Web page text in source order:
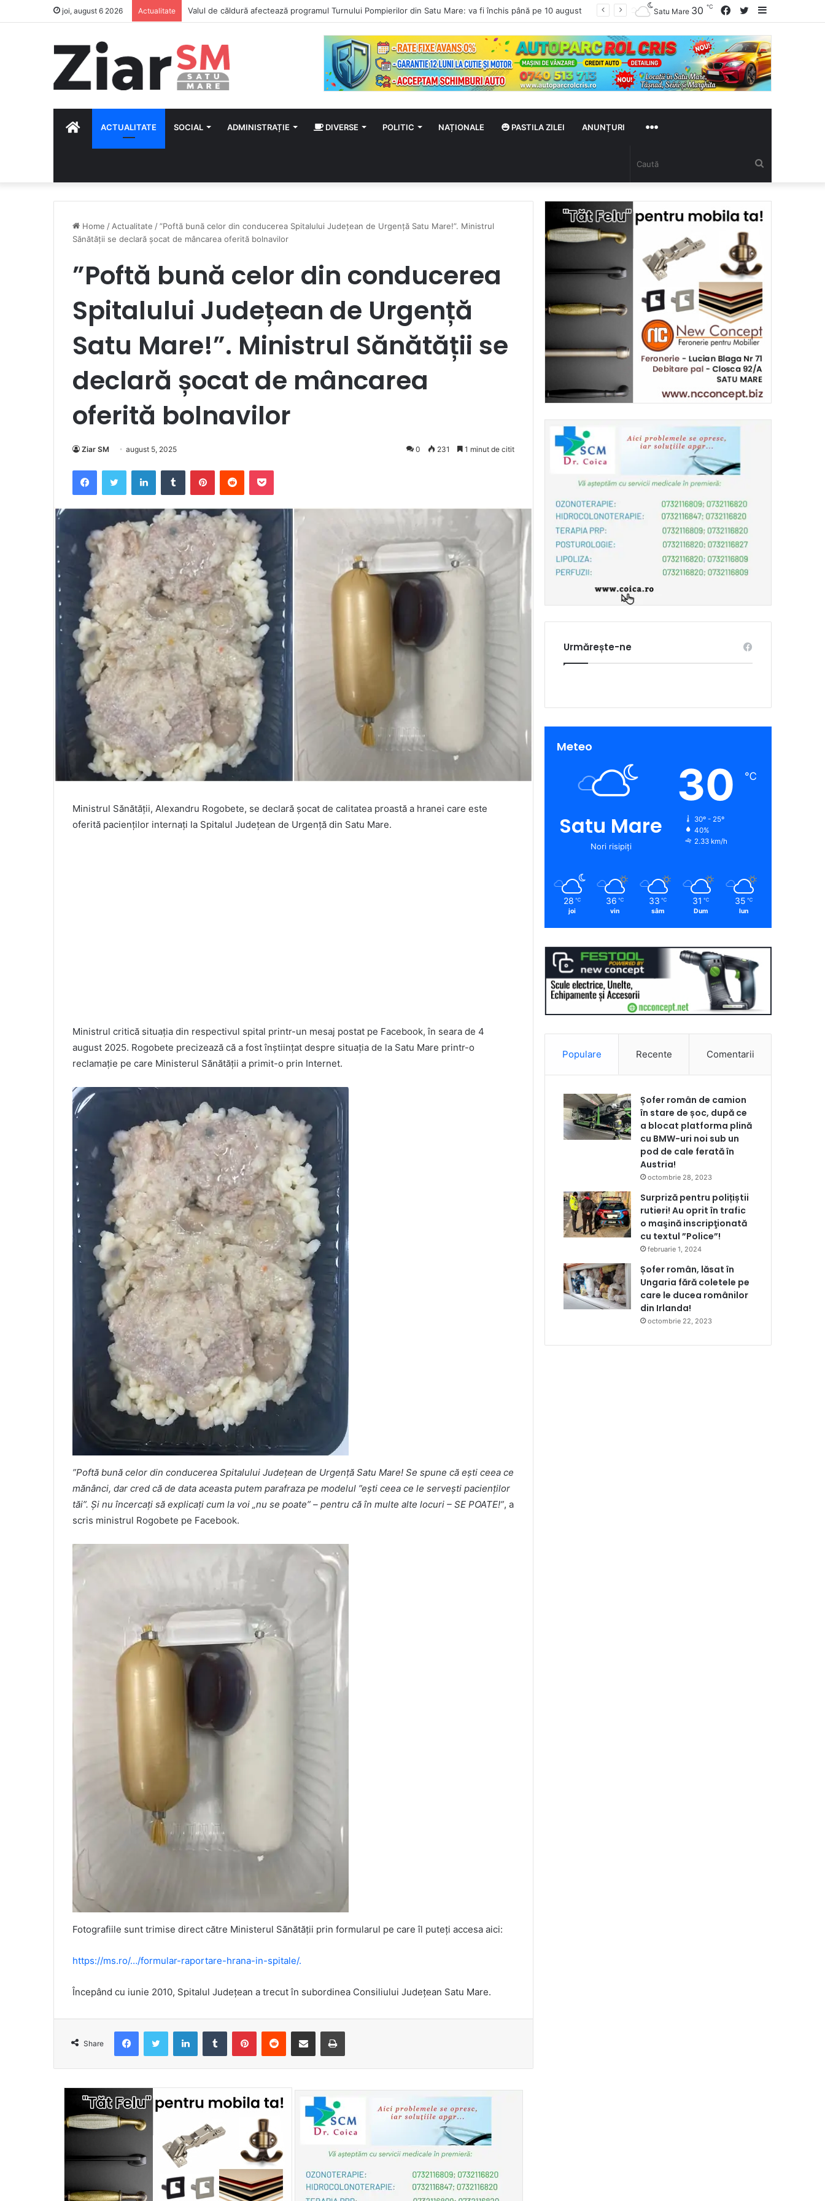
joi, august 6 2026 Actualitate 26 primării din Satu Mare, avertizate de vicepremierul Oana Gheorghiu: Dacă nu se înscriu în Ghișeul.ro, pierd bani de la bugetul de stat Sidebar
Twitter
Facebook
Satu Mare 30 ℃
HOMEACTUALITATE SOCIAL ADMINISTRAȚIE DIVERSE POLITIC NAȚIONALE PASTILA ZILEI ANUNȚURI
MULTE
Home / Actualitate /”Poftă bună celor din conducerea Spitalului Județean de Urgență Satu Mare!”. Ministrul
Sănătății se declară șocat de mâncarea oferită bolnavilor
”Poftă bună celor din conducerea
Spitalului Județean de Urgență
Satu Mare!”. Ministrul Sănătății se
declară șocat de mâncarea
oferită bolnavilor
Ziar SM august 5, 2025 0 231 1 minut de citit
FacebookTwitter LinkedInTumblr PinterestReddit Pocket
Ministrul Sănătății, Alexandru Rogobete, se declară șocat de calitatea proastă a hranei care este
oferită pacienților internați la Spitalul Județean de Urgență din Satu Mare.
Ministrul critică situația din respectivul spital printr-un mesaj postat pe Facebook, în seara de 4
august 2025. Rogobete precizează că a fost înștiințat despre situația de la Satu Mare printr-o
reclamație pe care Ministerul Sănătății a primit-o prin Internet.
”Poftă bună celor din conducerea Spitalului Județean de Urgență Satu Mare! Se spune că ești ceea ce
mănânci, dar cred că de data aceasta putem parafraza pe modelul ”ești ceea ce le servești pacienților
tăi”. Și nu încercați să explicați cum la voi „nu se poate” – pentru că în multe alte locuri – SE POATE!”, a
scris ministrul Rogobete pe Facebook.
Fotografiile sunt trimise direct către Ministerul Sănătății prin formularul pe care îl puteți accesa aici:
https://ms.ro/…/formular-raportare-hrana-in-spitale/.
Începând cu iunie 2010, Spitalul Județean a trecut în subordinea Consiliului Județean Satu Mare.
Share
FacebookTwitter LinkedInTumblr PinterestReddit Share via Email Print
Urmărește-ne
Meteo
Satu Mare
Nori risipiți
30 ℃
30º - 25º
40%
2.33 km/h
28 ℃
joi
36 ℃
vin
33 ℃
sâm
31 ℃
Dum
35 ℃
lun
Populare Recente Comentarii
Șofer român de camion
în stare de șoc, după ce
a blocat platforma plină
cu BMW-uri noi sub un
pod de cale ferată în
Austria!
octombrie 28, 2023
Surpriză pentru polițiștii
rutieri! Au oprit în trafic
o maşină inscripţionată
cu textul ”Police”!
februarie 1, 2024
Șofer român, lăsat în
Ungaria fără coletele pe
care le ducea românilor
din Irlanda!
octombrie 22, 2023